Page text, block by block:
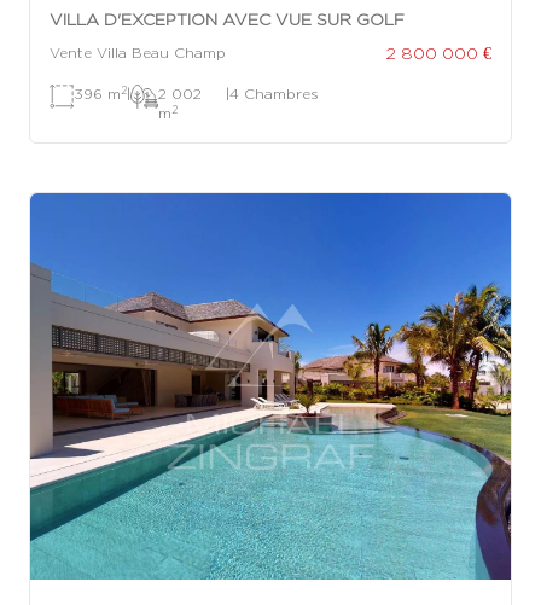
VILLA D'EXCEPTION AVEC VUE SUR GOLF
Vente Villa Beau Champ 2 800 000 €
396 m 2|
2 002
m 2
|4 Chambres